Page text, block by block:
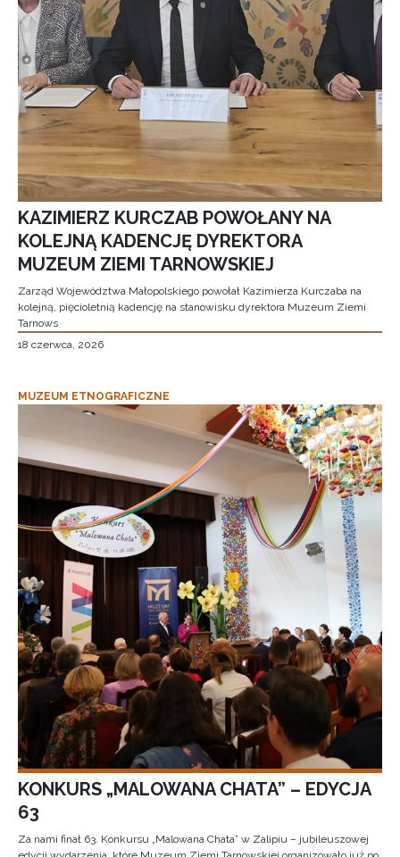
KAZIMIERZ KURCZAB POWOŁANY NA
KOLEJNĄ KADENCJĘ DYREKTORA
MUZEUM ZIEMI TARNOWSKIEJ
Zarząd Województwa Małopolskiego powołał Kazimierza Kurczaba na
kolejną, pięcioletnią kadencję na stanowisku dyrektora Muzeum Ziemi
Tarnows
18 czerwca, 2026
MUZEUM ETNOGRAFICZNE
KONKURS „MALOWANA CHATA” – EDYCJA
63
Za nami finał 63. Konkursu „Malowana Chata” w Zalipiu – jubileuszowej